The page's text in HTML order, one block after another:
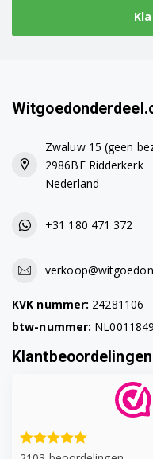
F4J5VYW3W.ABWQWUK
F4J5VYW4W.ABWQWDG
F4J5VYW4W.ABWQWMR
F4J5VYW4W.ABWQWPL
F4J5VYW4WABWQWDG
F4J6EYW2W.ABWQWDG
F4J6EYW2W.ABWQWMR
F4J6EYW2W.ABWQWUK
F4J6EYW2WABWQWDG
F4J6EYW2WABWQWES
Zwaluw 15 (geen
2986BE Ridderkerk
Nederland
+31 180 471 372
KVK nummer: 24281106
btw-nummer:
Klantbeoordelingen